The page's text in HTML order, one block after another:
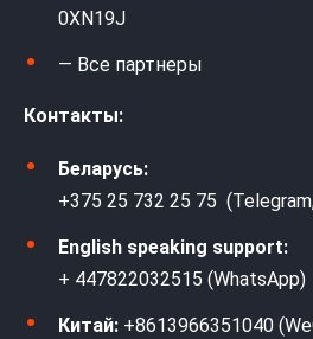
0XN19J
— Все партнеры
Контакты:
Беларусь:
+375 25 732 25 75
English speaking support:
+ 447822032515 (WhatsApp)
Китай: +8613966351040